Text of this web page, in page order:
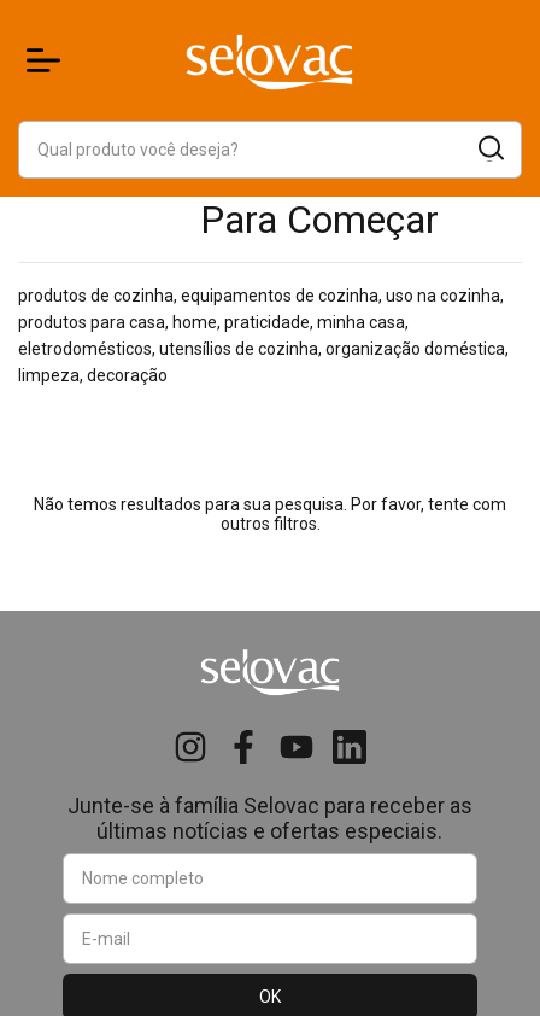
Para Começar
produtos de cozinha, equipamentos de cozinha, uso na cozinha,
produtos para casa, home, praticidade, minha casa,
eletrodomésticos, utensílios de cozinha, organização doméstica,
limpeza, decoração
Não temos resultados para sua pesquisa. Por favor, tente com
outros filtros.
Junte-se à família Selovac para receber as
últimas notícias e ofertas especiais.